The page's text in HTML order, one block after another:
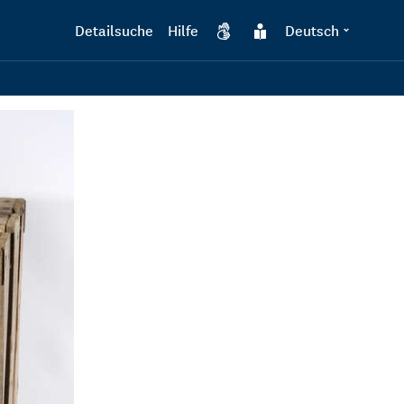
Detailsuche Hilfe
DGS Leichte Sprache
Deutsch